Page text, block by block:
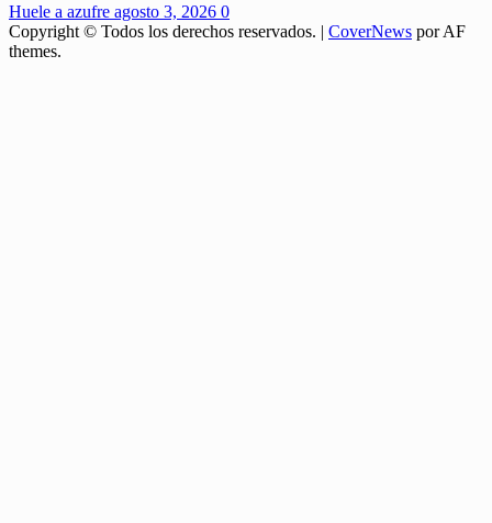
Huele a azufre agosto 3, 2026 0
Copyright © Todos los derechos reservados. | CoverNews por AF
themes.